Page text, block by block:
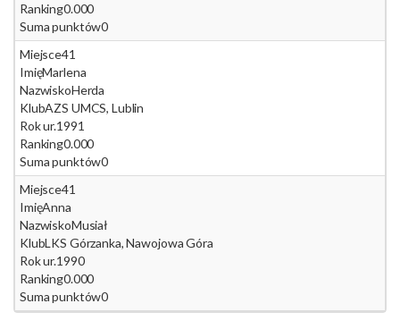
Ranking0.000
Suma punktów0
Miejsce41
ImięMarlena
NazwiskoHerda
KlubAZS UMCS, Lublin
Rok ur.1991
Ranking0.000
Suma punktów0
Miejsce41
ImięAnna
NazwiskoMusiał
KlubLKS Górzanka, Nawojowa Góra
Rok ur.1990
Ranking0.000
Suma punktów0